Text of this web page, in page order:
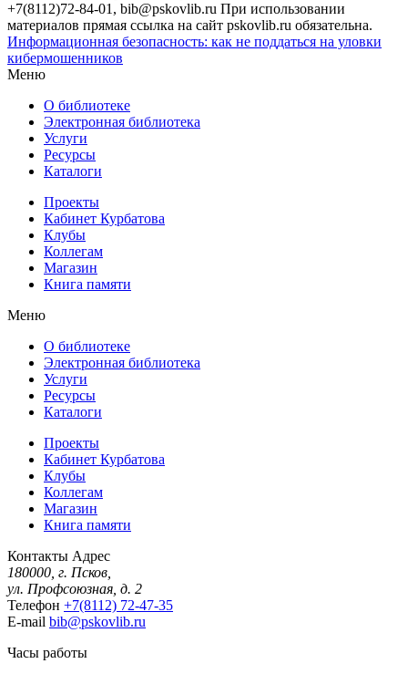
+7(8112)72-84-01, bib@pskovlib.ru При использовании
материалов прямая ссылка на сайт pskovlib.ru обязательна.
Информационная безопасность: как не поддаться на уловки
кибермошенников
Меню
О библиотеке
Электронная библиотека
Услуги
Ресурсы
Каталоги
Проекты
Кабинет Курбатова
Клубы
Коллегам
Магазин
Книга памяти
Меню
О библиотеке
Электронная библиотека
Услуги
Ресурсы
Каталоги
Проекты
Кабинет Курбатова
Клубы
Коллегам
Магазин
Книга памяти
Контакты Адрес
180000, г. Псков,
ул. Профсоюзная, д. 2
Телефон +7(8112) 72-47-35
E-mail bib@pskovlib.ru
Часы работы